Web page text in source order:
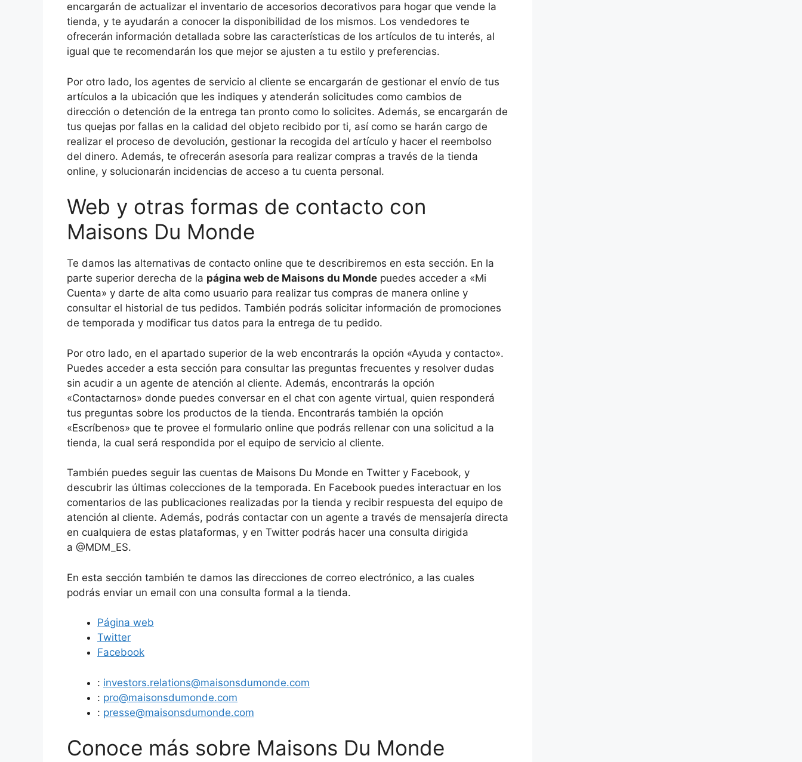
encargarán de actualizar el inventario de accesorios decorativos para hogar que vende la
tienda, y te ayudarán a conocer la disponibilidad de los mismos. Los vendedores te
ofrecerán información detallada sobre las características de los artículos de tu interés, al
igual que te recomendarán los que mejor se ajusten a tu estilo y preferencias.
Por otro lado, los agentes de servicio al cliente se encargarán de gestionar el envío de tus
artículos a la ubicación que les indiques y atenderán solicitudes como cambios de
dirección o detención de la entrega tan pronto como lo solicites. Además, se encargarán de
tus quejas por fallas en la calidad del objeto recibido por ti, así como se harán cargo de
realizar el proceso de devolución, gestionar la recogida del artículo y hacer el reembolso
del dinero. Además, te ofrecerán asesoría para realizar compras a través de la tienda
online, y solucionarán incidencias de acceso a tu cuenta personal.
Web y otras formas de contacto con
Maisons Du Monde
Te damos las alternativas de contacto online que te describiremos en esta sección. En la
parte superior derecha de la página web de Maisons du Monde puedes acceder a «Mi
Cuenta» y darte de alta como usuario para realizar tus compras de manera online y
consultar el historial de tus pedidos. También podrás solicitar información de promociones
de temporada y modificar tus datos para la entrega de tu pedido.
Por otro lado, en el apartado superior de la web encontrarás la opción «Ayuda y contacto».
Puedes acceder a esta sección para consultar las preguntas frecuentes y resolver dudas
sin acudir a un agente de atención al cliente. Además, encontrarás la opción
«Contactarnos» donde puedes conversar en el chat con agente virtual, quien responderá
tus preguntas sobre los productos de la tienda. Encontrarás también la opción
«Escríbenos» que te provee el formulario online que podrás rellenar con una solicitud a la
tienda, la cual será respondida por el equipo de servicio al cliente.
También puedes seguir las cuentas de Maisons Du Monde en Twitter y Facebook, y
descubrir las últimas colecciones de la temporada. En Facebook puedes interactuar en los
comentarios de las publicaciones realizadas por la tienda y recibir respuesta del equipo de
atención al cliente. Además, podrás contactar con un agente a través de mensajería directa
en cualquiera de estas plataformas, y en Twitter podrás hacer una consulta dirigida
a @MDM_ES.
En esta sección también te damos las direcciones de correo electrónico, a las cuales
podrás enviar un email con una consulta formal a la tienda.
Página web
Twitter
Facebook
: investors.relations@maisonsdumonde.com
: pro@maisonsdumonde.com
: presse@maisonsdumonde.com
Conoce más sobre Maisons Du Monde